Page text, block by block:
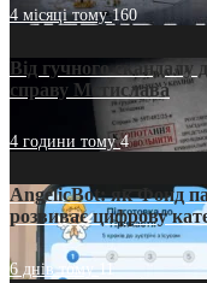
4 місяці тому160
Від гучного скандалу
справу Мстислава
4 години тому4
AngelicBot: як Фонд
розвиває цифрову
6 днів тому11